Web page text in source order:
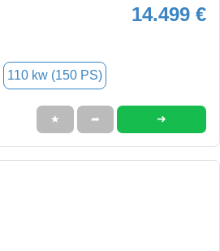
14.499 €
110 kw (150 PS)
★ ➦ ➜